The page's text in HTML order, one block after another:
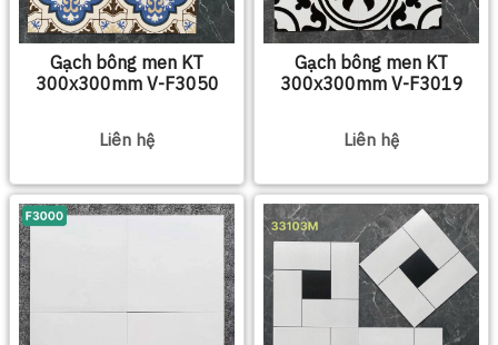
Gạch bông men KT
300x300mm V-F3050
Liên hệ
Gạch bông men KT
300x300mm V-F3019
Liên hệ